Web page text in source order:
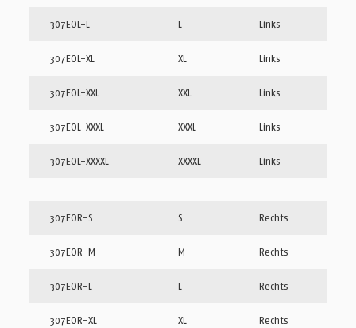
307EOL-L L Links
307EOL-XL XL Links
307EOL-XXL XXL Links
307EOL-XXXL XXXL Links
307EOL-XXXXL XXXXL Links
307EOR-S S Rechts
307EOR-M M Rechts
307EOR-L L Rechts
307EOR-XL XL Rechts